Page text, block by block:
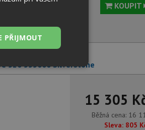
KOUPIT
520 555000 Silverstone
15 305
Běžná cena: 16
Sleva: 805
PŘIJMOUT
Nezařazené
soubory